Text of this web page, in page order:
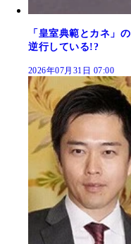
「皇室典範とカネ」
逆行している!?
2026年07月31日 07:00